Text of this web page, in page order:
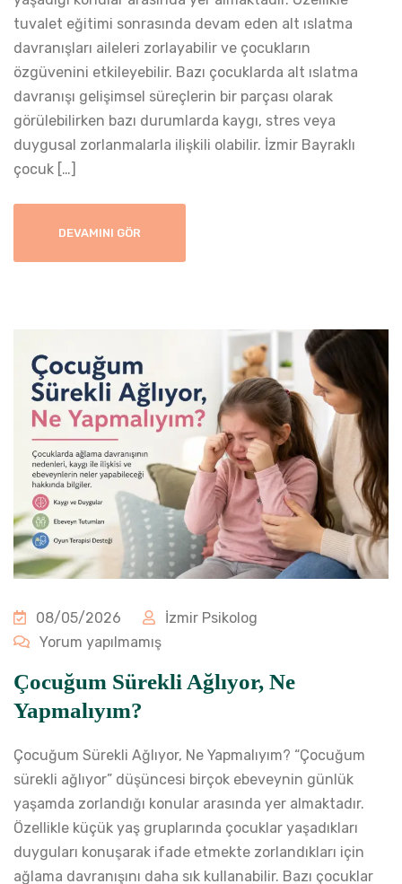
tuvalet eğitimi sonrasında devam eden alt ıslatma
davranışları aileleri zorlayabilir ve çocukların
özgüvenini etkileyebilir. Bazı çocuklarda alt ıslatma
davranışı gelişimsel süreçlerin bir parçası olarak
görülebilirken bazı durumlarda kaygı, stres veya
duygusal zorlanmalarla ilişkili olabilir. İzmir Bayraklı
çocuk […]
DEVAMINI GÖR
08/05/2026
İzmir Psikolog
Yorum yapılmamış
Çocuğum Sürekli Ağlıyor, Ne
Yapmalıyım?
Çocuğum Sürekli Ağlıyor, Ne Yapmalıyım? “Çocuğum
sürekli ağlıyor” düşüncesi birçok ebeveynin günlük
yaşamda zorlandığı konular arasında yer almaktadır.
Özellikle küçük yaş gruplarında çocuklar yaşadıkları
duyguları konuşarak ifade etmekte zorlandıkları için
ağlama davranışını daha sık kullanabilir. Bazı çocuklar